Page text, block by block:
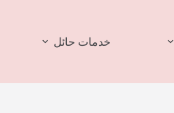
خدمات حائل